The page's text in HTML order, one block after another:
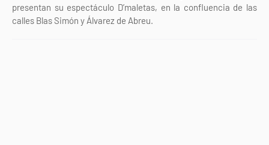
presentan su espectáculo D’maletas, en la confluencia de las
calles Blas Simón y Álvarez de Abreu.